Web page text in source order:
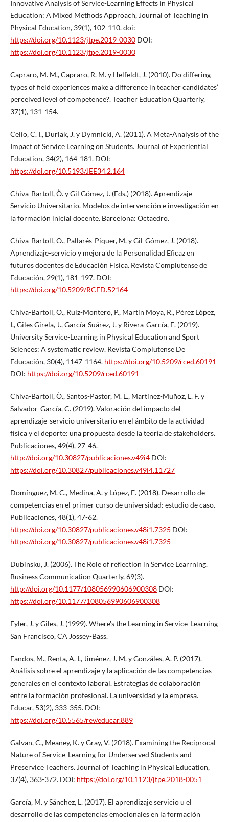
Innovative Analysis of Service-Learning Effects in Physical
Education: A Mixed Methods Approach, Journal of Teaching in
Physical Education, 39(1), 102-110. doi:
https://doi.org/10.1123/jtpe.2019-0030DOI:
https://doi.org/10.1123/jtpe.2019-0030
Capraro, M. M., Capraro, R. M. y Helfeldt, J. (2010). Do differing
types of field experiences make a difference in teacher candidates’
perceived level of competence?. Teacher Education Quarterly,
37(1), 131-154.
Celio, C. I., Durlak, J. y Dymnicki, A. (2011). A Meta-Analysis of the
Impact of Service Learning on Students. Journal of Experiential
Education, 34(2), 164-181. DOI:
https://doi.org/10.5193/JEE34.2.164
Chiva-Bartoll, Ò. y Gil Gómez, J. (Eds.) (2018). Aprendizaje-
Servicio Universitario. Modelos de intervención e investigación en
la formación inicial docente. Barcelona: Octaedro.
Chiva-Bartoll, O., Pallarés-Piquer, M. y Gil-Gómez, J. (2018).
Aprendizaje-servicio y mejora de la Personalidad Eficaz en
futuros docentes de Educación Física. Revista Complutense de
Educación, 29(1), 181-197. DOI:
https://doi.org/10.5209/RCED.52164
Chiva-Bartoll, O., Ruiz-Montero, P., Martín Moya, R., Pérez López,
I., Giles Girela, J., García-Suárez, J. y Rivera-García, E. (2019).
University Service-Learning in Physical Education and Sport
Sciences: A systematic review. Revista Complutense De
Educación, 30(4), 1147-1164. https://doi.org/10.5209/rced.60191
DOI: https://doi.org/10.5209/rced.60191
Chiva-Bartoll, Ò., Santos-Pastor, M. L., Martínez-Muñoz, L. F. y
Salvador-García, C. (2019). Valoración del impacto del
aprendizaje-servicio universitario en el ámbito de la actividad
física y el deporte: una propuesta desde la teoría de stakeholders.
Publicaciones, 49(4), 27-46.
http://doi.org/10.30827/publicaciones.v49i4DOI:
https://doi.org/10.30827/publicaciones.v49i4.11727
Domínguez, M. C., Medina, A. y López, E. (2018). Desarrollo de
competencias en el primer curso de universidad: estudio de caso.
Publicaciones, 48(1), 47-62.
https://doi.org/10.30827/publicaciones.v48i1.7325 DOI:
https://doi.org/10.30827/publicaciones.v48i1.7325
Dubinsku, J. (2006). The Role of reflection in Service Learrning.
Business Communication Quarterly, 69(3).
http://doi.org/10.1177/108056990606900308DOI:
https://doi.org/10.1177/108056990606900308
Eyler, J. y Giles, J. (1999). Where's the Learning in Service-Learning
San Francisco, CA Jossey-Bass.
Fandos, M., Renta, A. I., Jiménez, J. M. y Gonzáles, A. P. (2017).
Análisis sobre el aprendizaje y la aplicación de las competencias
generales en el contexto laboral. Estrategias de colaboración
entre la formación profesional. La universidad y la empresa.
Educar, 53(2), 333-355. DOI:
https://doi.org/10.5565/rev/educar.889
Galvan, C., Meaney, K. y Gray, V. (2018). Examining the Reciprocal
Nature of Service-Learning for Underserved Students and
Preservice Teachers. Journal of Teaching in Physical Education,
37(4), 363-372. DOI: https://doi.org/10.1123/jtpe.2018-0051
García, M. y Sánchez, L. (2017). El aprendizaje servicio u el
desarrollo de las competencias emocionales en la formación